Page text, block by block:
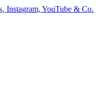
Instagram, YouTube & Co.